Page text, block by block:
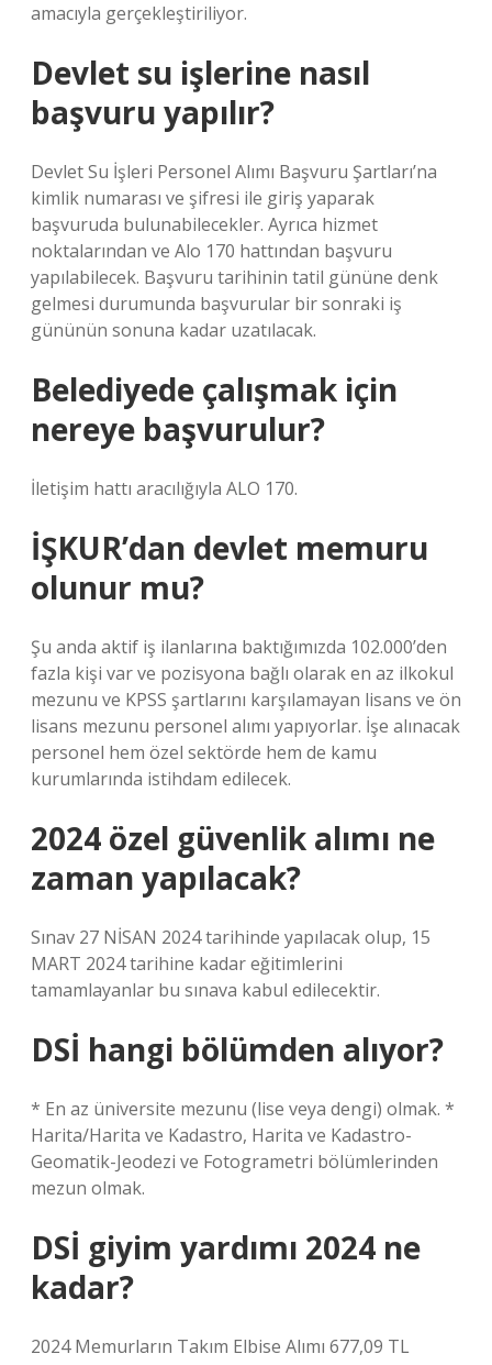
amacıyla gerçekleştiriliyor.
Devlet su işlerine nasıl
başvuru yapılır?
Devlet Su İşleri Personel Alımı Başvuru Şartları’na
kimlik numarası ve şifresi ile giriş yaparak
başvuruda bulunabilecekler. Ayrıca hizmet
noktalarından ve Alo 170 hattından başvuru
yapılabilecek. Başvuru tarihinin tatil gününe denk
gelmesi durumunda başvurular bir sonraki iş
gününün sonuna kadar uzatılacak.
Belediyede çalışmak için
nereye başvurulur?
İletişim hattı aracılığıyla ALO 170.
İŞKUR’dan devlet memuru
olunur mu?
Şu anda aktif iş ilanlarına baktığımızda 102.000’den
fazla kişi var ve pozisyona bağlı olarak en az ilkokul
mezunu ve KPSS şartlarını karşılamayan lisans ve ön
lisans mezunu personel alımı yapıyorlar. İşe alınacak
personel hem özel sektörde hem de kamu
kurumlarında istihdam edilecek.
2024 özel güvenlik alımı ne
zaman yapılacak?
Sınav 27 NİSAN 2024 tarihinde yapılacak olup, 15
MART 2024 tarihine kadar eğitimlerini
tamamlayanlar bu sınava kabul edilecektir.
DSİ hangi bölümden alıyor?
* En az üniversite mezunu (lise veya dengi) olmak. *
Harita/Harita ve Kadastro, Harita ve Kadastro-
Geomatik-Jeodezi ve Fotogrametri bölümlerinden
mezun olmak.
DSİ giyim yardımı 2024 ne
kadar?
2024 Memurların Takım Elbise Alımı 677,09 TL